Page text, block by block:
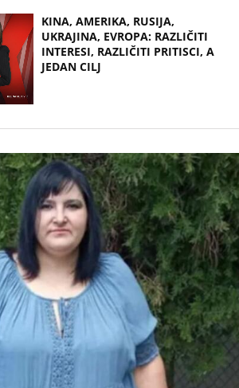
KINA, AMERIKA, RUSIJA,
UKRAJINA, EVROPA: RAZLIČITI
INTERESI, RAZLIČITI PRITISCI, A
JEDAN CILJ